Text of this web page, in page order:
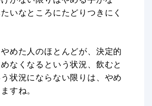
いなところにたどりつきにく
た人のほとんどが、決定的
なくなるという状況、飲むと
状況にならない限りは、やめ
すね。